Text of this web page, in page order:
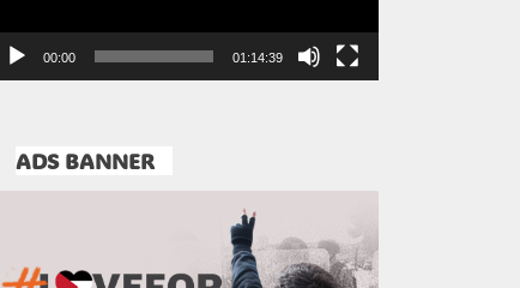
00:00 01:14:39
ADS BANNER